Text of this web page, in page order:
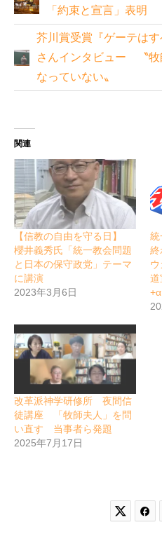
「約束と宣言」表明
芥川賞受賞『ゲーテは
さんインタビュー 〝牧
なっていない〟
関連
【信教の自由を守る日】
櫻井義秀氏「統一教会問題
と日本の保守政党」テーマ
に講演
2023年3月6日
統
道
+α
改革派神学研修所 夜間信
徒講座 「牧師夫人」を問
い直す 当事者ら発題
2025年7月17日
 